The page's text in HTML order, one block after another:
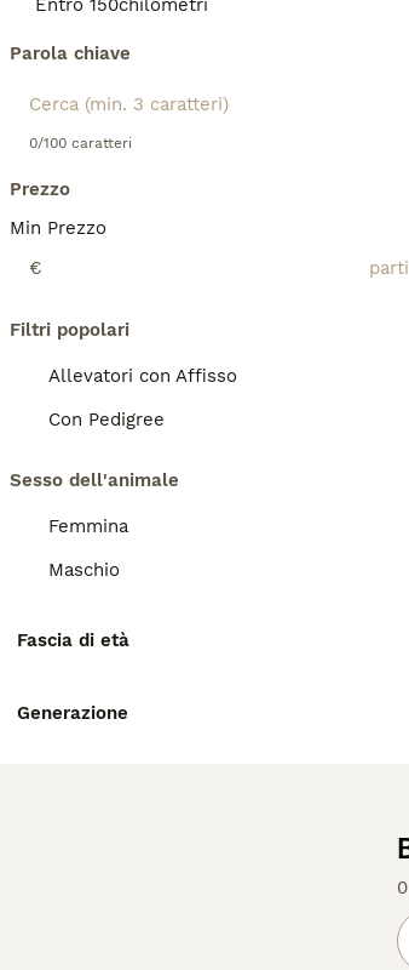
Parola chiave
0/100 caratteri
Prezzo
Min Prezzo
€
Filtri popolari
Allevatori con Affisso
Con Pedigree
Sesso dell'animale
Femmina
Maschio
Fascia di età
Generazione